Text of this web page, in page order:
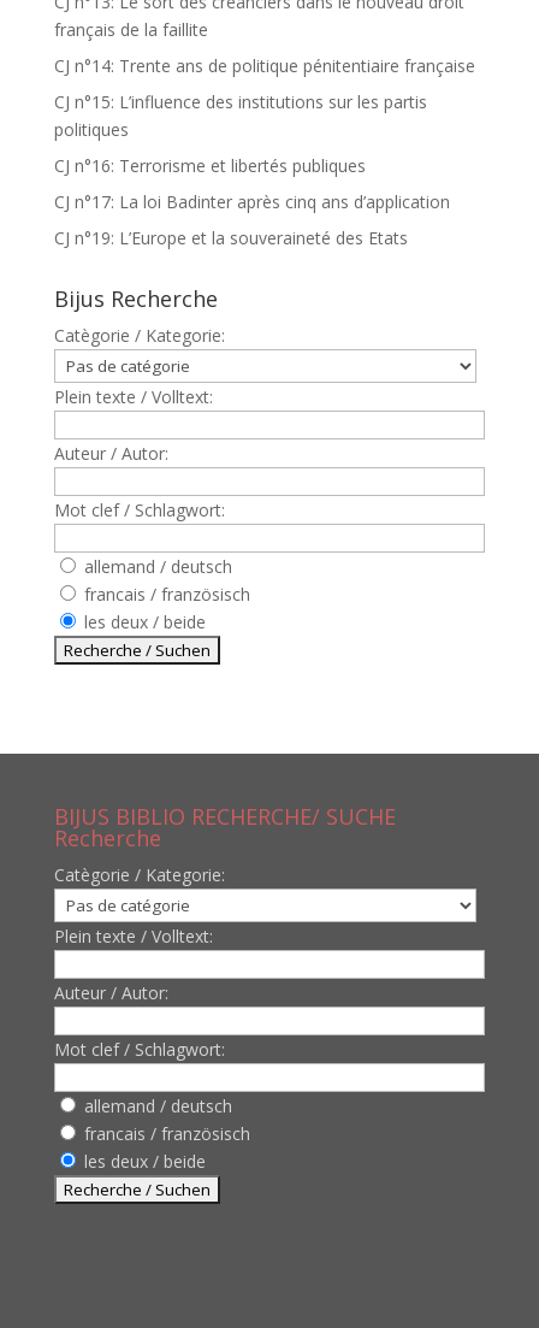
français de la faillite
CJ n°14: Trente ans de politique pénitentiaire française
CJ n°15: L’influence des institutions sur les partis
politiques
CJ n°16: Terrorisme et libertés publiques
CJ n°17: La loi Badinter après cinq ans d’application
CJ n°19: L’Europe et la souveraineté des Etats
Bijus Recherche
Catègorie / Kategorie:
Plein texte / Volltext:
Auteur / Autor:
Mot clef / Schlagwort:
allemand / deutsch
francais / französisch
les deux / beide
BIJUS BIBLIO RECHERCHE/ SUCHE
Recherche
Catègorie / Kategorie:
Plein texte / Volltext:
Auteur / Autor:
Mot clef / Schlagwort:
allemand / deutsch
francais / französisch
les deux / beide